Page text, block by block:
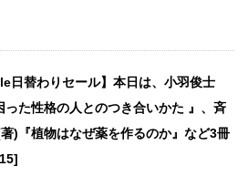
日替わりセール】本日は、小羽俊士
った性格の人とのつき合いかた 』、斉
)『植物はなぜ薬を作るのか』など3冊